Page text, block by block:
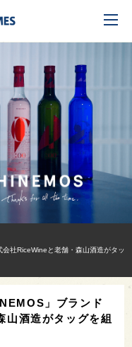
社RiceWineと老舗・森山酒造がタッ
」ブランド
酒造がタッグを組